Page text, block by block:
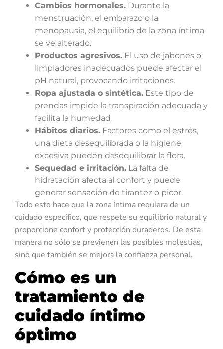
Cambios hormonales. Durante la
menstruación, el embarazo o la
menopausia, el equilibrio de la zona íntima
se ve alterado.
Productos agresivos. El uso de jabones o
limpiadores inadecuados puede afectar el
pH natural, provocando irritaciones.
Ropa ajustada o sintética. Este tipo de
prendas impide la transpiración adecuada y
facilita la humedad.
Hábitos diarios. Factores como el estrés,
una dieta desequilibrada o la higiene
excesiva pueden desequilibrar la flora.
Sequedad e irritación. La falta de
hidratación afecta al confort y puede
generar sensación de tirantez o picor.
Todo esto hace que la zona íntima requiera de un
cuidado específico, que respete su equilibrio natural y
proporcione confort y protección duraderos. De esta
manera no sólo se previenen las posibles molestias,
sino que también se mejora la confianza personal.
Cómo es un
tratamiento de
cuidado íntimo
óptimo